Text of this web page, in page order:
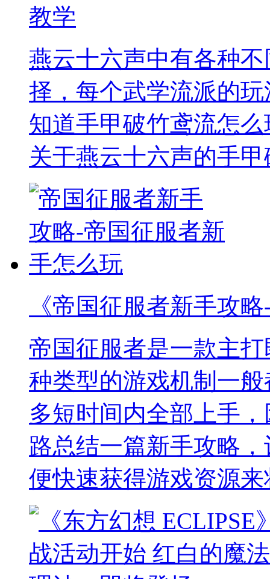
教学
燕云十六声中有各种
择，每个武学流派的
知道手甲破竹鸢流怎
关于燕云十六声的手
《帝国征服者新手攻
帝国征服者是一款主
种类型的游戏机制一
多短时间内全部上手
路总结一篇新手攻略
便快速获得游戏资源